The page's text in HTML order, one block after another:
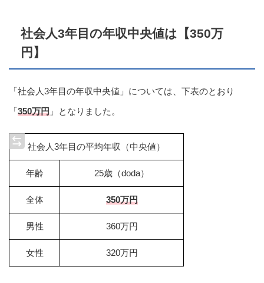
社会人3年目の年収中央値は【350万
円】
「社会人3年目の年収中央値」については、下表のとおり
「350万円 」となりました。
社会人3年目の平均年収（中央値）
年齢 25歳（doda）
全体 350万円
男性 360万円
女性 320万円